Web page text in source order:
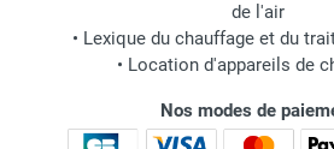
de l'air
• Lexique du chauffage et du
• Location d'appareils de
Nos modes de